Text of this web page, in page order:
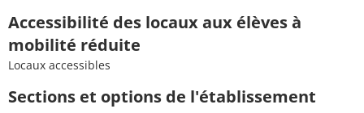
Accessibilité des locaux aux élèves à
mobilité réduite
Locaux accessibles
Sections et options de l'établissement